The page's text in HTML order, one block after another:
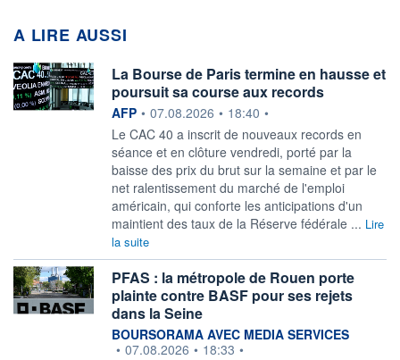
A LIRE AUSSI
La Bourse de Paris termine en hausse et
poursuit sa course aux records
information fournie par
AFP • 07.08.2026 • 18:40 •
Le CAC 40 a inscrit de nouveaux records en
séance et en clôture vendredi, porté par la
baisse des prix du brut sur la semaine et par le
net ralentissement du marché de l'emploi
américain, qui conforte les anticipations d'un
maintient des taux de la Réserve fédérale ... Lire
la suite
PFAS : la métropole de Rouen porte
plainte contre BASF pour ses rejets
dans la Seine
information fournie par
BOURSORAMA AVEC MEDIA SERVICES
• 07.08.2026 • 18:33 •